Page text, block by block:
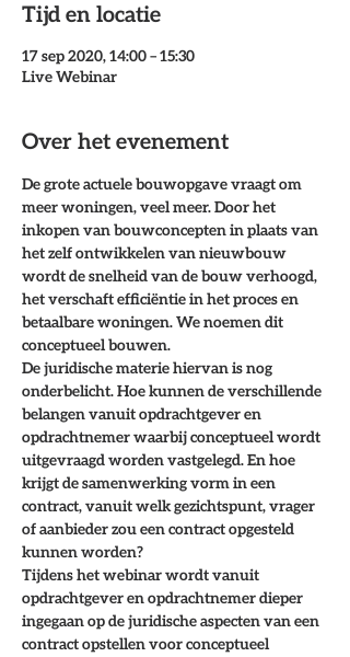
Tijd en locatie
17 sep 2020, 14:00 – 15:30
Live Webinar
Over het evenement
De grote actuele bouwopgave vraagt om
meer woningen, veel meer. Door het
inkopen van bouwconcepten in plaats van
het zelf ontwikkelen van nieuwbouw
wordt de snelheid van de bouw verhoogd,
het verschaft efficiëntie in het proces en
betaalbare woningen. We noemen dit
conceptueel bouwen.
De juridische materie hiervan is nog
onderbelicht. Hoe kunnen de verschillende
belangen vanuit opdrachtgever en
opdrachtnemer waarbij conceptueel wordt
uitgevraagd worden vastgelegd. En hoe
krijgt de samenwerking vorm in een
contract, vanuit welk gezichtspunt, vrager
of aanbieder zou een contract opgesteld
kunnen worden?
Tijdens het webinar wordt vanuit
opdrachtgever en opdrachtnemer dieper
ingegaan op de juridische aspecten van een
contract opstellen voor conceptueel